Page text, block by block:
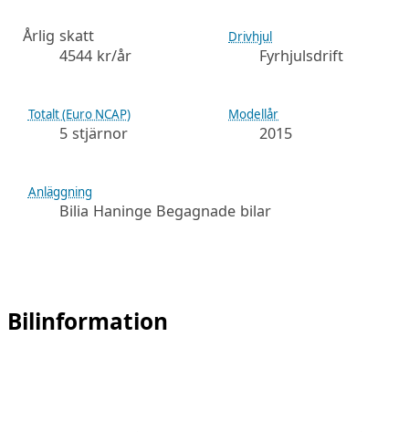
Årlig skatt
4544 kr/år
Drivhjul
Fyrhjulsdrift
Totalt (Euro NCAP)
5 stjärnor
Modellår
2015
Anläggning
Bilia Haninge Begagnade bilar
Bilinformation